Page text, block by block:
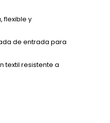
flexible y
de entrada para
textil resistente a